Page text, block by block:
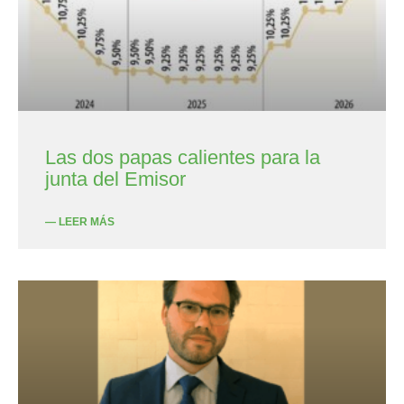
Las dos papas calientes para la
junta del Emisor
— LEER MÁS